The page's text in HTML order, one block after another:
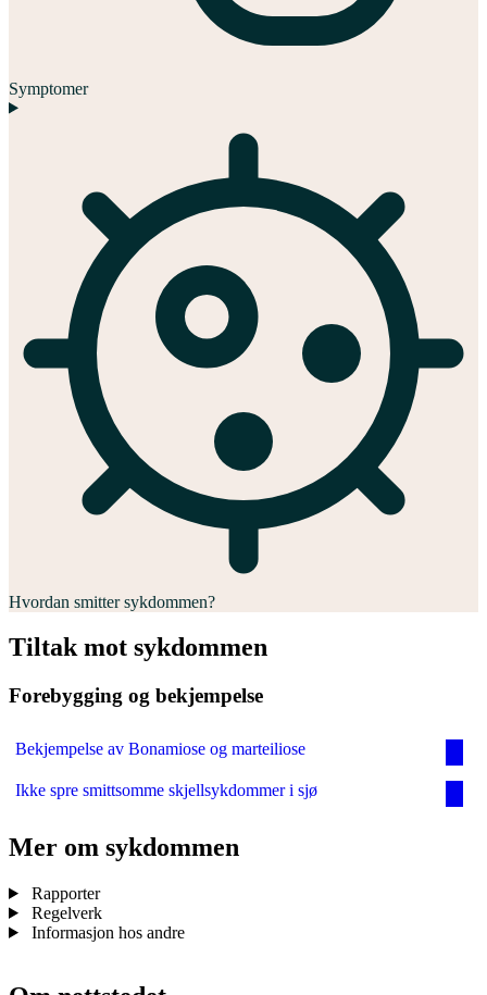
Symptomer
Hvordan smitter sykdommen?
Tiltak mot sykdommen
Forebygging og bekjempelse
Bekjempelse av Bonamiose og marteiliose
Ikke spre smittsomme skjellsykdommer i sjø
Mer om sykdommen
Rapporter
Regelverk
Informasjon hos andre